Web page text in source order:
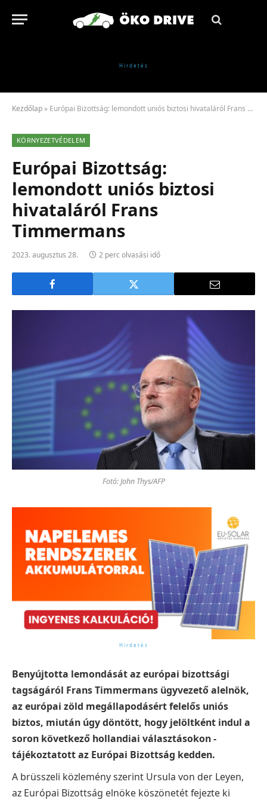
Kezdőlap » Európai Bizottság: lemondott uniós biztosi hivataláról Frans Timmermans
KÖRNYEZETVÉDELEM
Európai Bizottság:
lemondott uniós biztosi
hivataláról Frans
Timmermans
2023. augusztus 28. 2 perc olvasási idő
Fotó: John Thys/AFP
Benyújtotta lemondását az európai bizottsági
tagságáról Frans Timmermans ügyvezető alelnök,
az európai zöld megállapodásért felelős uniós
biztos, miután úgy döntött, hogy jelöltként indul a
soron következő hollandiai választásokon -
tájékoztatott az Európai Bizottság kedden.
A brüsszeli közlemény szerint Ursula von der Leyen,
az Európai Bizottság elnöke köszönetét fejezte ki